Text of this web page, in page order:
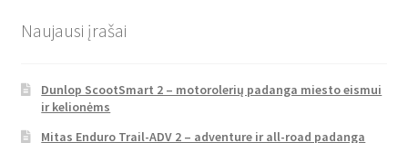
Naujausi įrašai
Dunlop ScootSmart 2 – motorolerių padanga miesto eismui
ir kelionėms
Mitas Enduro Trail-ADV 2 – adventure ir all-road padanga